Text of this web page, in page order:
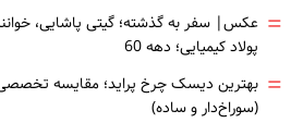
= عکس| سفر به گذشته؛ گیتی پاشایی،
پولاد کیمیایی؛ دهه 60
= بهترین دیسک چرخ پراید؛ مقایسه
(سوراخ‌دار و ساده)